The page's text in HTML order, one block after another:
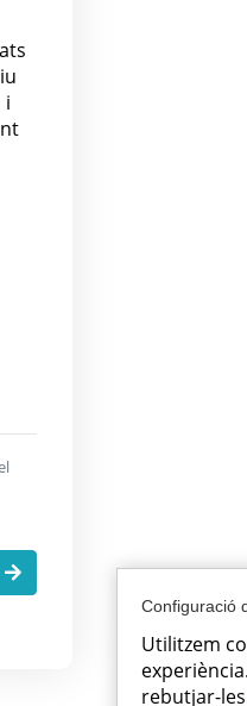
i
Configuració
Utilitzem
rebutjar-